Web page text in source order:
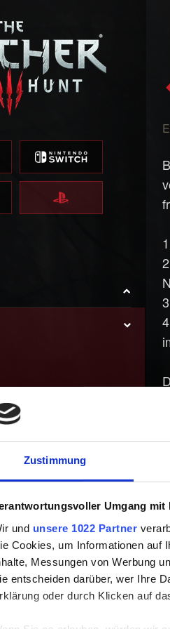
Zustimmung
Umgang mit
und unsere 1022 Partner
Cookies, um Informationen auf
Messungen von Werbung
entscheiden darüber, wer Ihre
oder durch Klicken auf
Grafik